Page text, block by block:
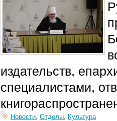
издательств,
специалистами,
Новости, Отделы, Культура